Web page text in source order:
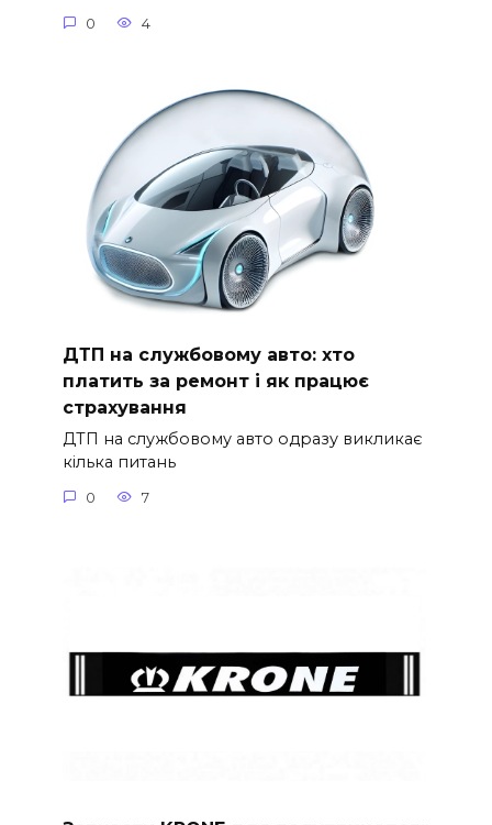
0 4
ДТП на службовому авто: хто
платить за ремонт і як працює
страхування
ДТП на службовому авто одразу викликає
кілька питань
0 7